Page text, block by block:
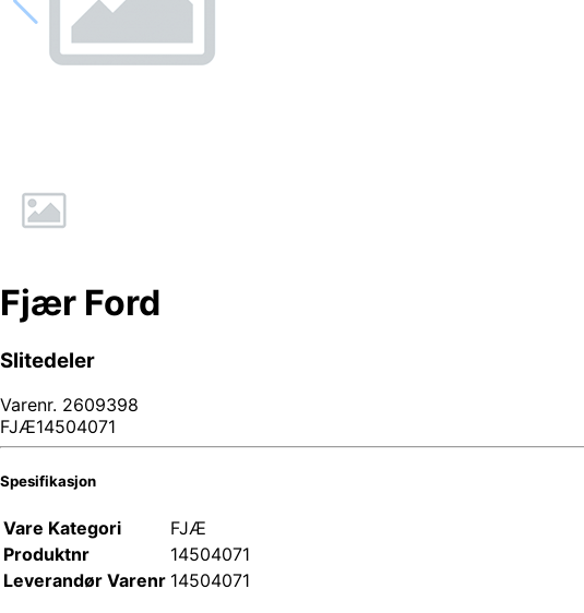
Fjær Ford
Slitedeler
Varenr. 2609398
FJÆ14504071
Spesifikasjon
Vare Kategori
FJÆ
Produktnr
14504071
Leverandør Varenr 14504071